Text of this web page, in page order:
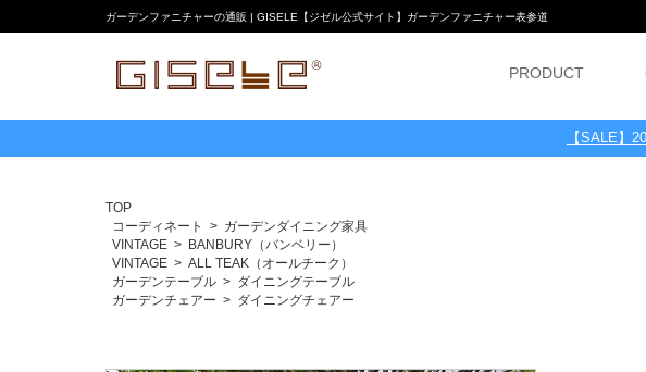
ガーデンファニチャーの通販 | GISELE【ジゼル公式サイト】ガーデンファニチャー表参道
PRODUCT
【SALE】
TOP
コーディネート
ガーデンダイニング家具
VINTAGE
BANBURY（バンベリー）
VINTAGE
ALL TEAK（オールチーク）
ガーデンテーブル
ダイニングテーブル
ガーデンチェアー
ダイニングチェアー